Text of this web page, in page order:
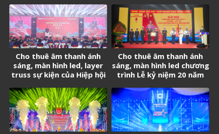
Cho thuê âm thanh ánh
sáng, màn hình led, layer
truss sự kiện của Hiệp hội
tại Việt Nam
Cho thuê âm thanh ánh
sáng, màn hình led chương
trình Lễ kỷ niệm 20 năm
Logistics